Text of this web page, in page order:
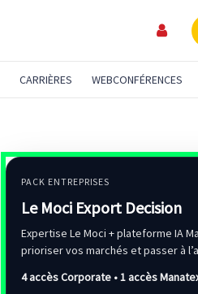
CARRIÈRES WEBCONFÉRENCES
PACK ENTREPRISES
Le Moci Export Decision
Expertise Le Moci + plateforme IA
prioriser vos marchés et passer à
4 accès Corporate • 1 accès